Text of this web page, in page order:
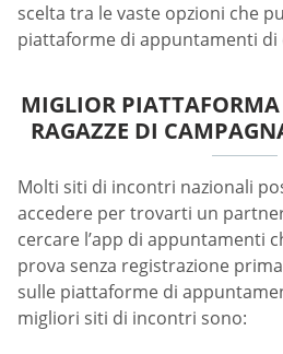
scelta tra le vaste opzioni che
piattaforme di appuntamenti di
MIGLIOR
RAGAZZE DI
Molti siti di incontri nazionali
accedere per trovarti un
cercare l’app di appuntamenti
prova senza registrazione
sulle piattaforme di
migliori siti di incontri sono: